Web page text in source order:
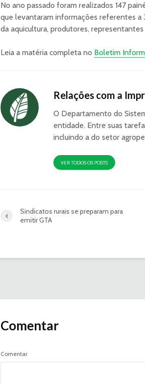
No ano passado foram realizados 147
que levantaram informações referentes a
da aquicultura, produtores,
Leia a matéria completa no Boletim
Relações com a
O Departamento do
entidade. Entre suas
incluindo a do setor
VER TODOS OS POSTS
Sindicatos rurais se preparam para
emitir GTA
Comentar
Comentar